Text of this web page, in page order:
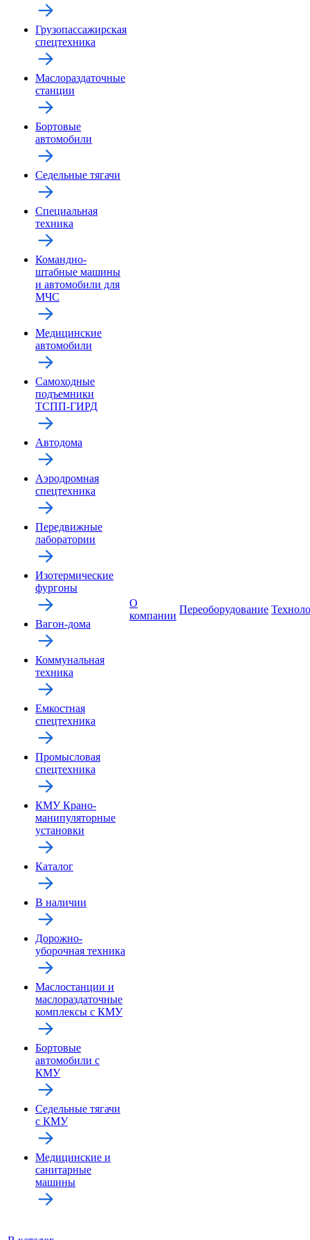
Грузопассажирская
спецтехника
Маслораздаточные
станции
Бортовые
автомобили
Седельные тягачи
Специальная
техника
Командно-
штабные машины
и автомобили для
МЧС
Медицинские
автомобили
Самоходные
подъемники
ТСПП-ГИРД
Автодома
Аэродромная
спецтехника
Передвижные
лаборатории
Изотермические
фургоны
Вагон-дома
Коммунальная
техника
Емкостная
спецтехника
Промысловая
спецтехника
КМУ Крано-
манипуляторные
установки
Каталог
В наличии
Дорожно-
уборочная техника
Маслостанции и
маслораздаточные
комплексы с КМУ
Бортовые
автомобили с
КМУ
Седельные тягачи
с КМУ
Медицинские и
санитарные
машины
О
компании
Переоборудование